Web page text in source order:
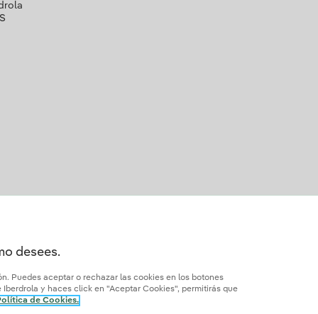
¿Cómo ser colaborador?
desees.
Puedes aceptar o rechazar las cookies en los botones
y haces click en "Aceptar Cookies", permitirás que
de Cookies.